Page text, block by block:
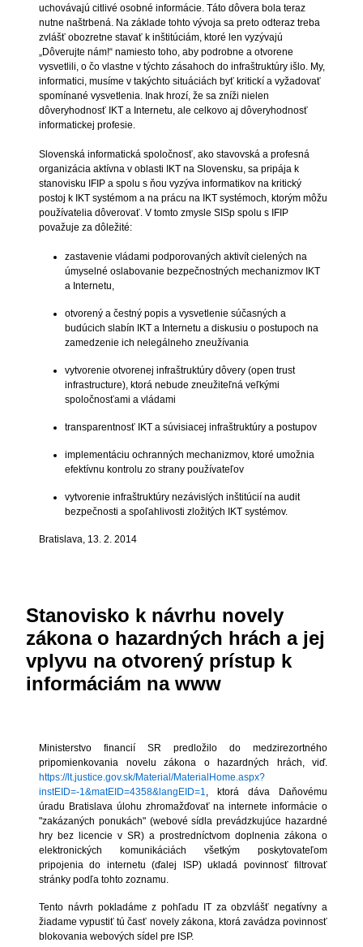
uchovávajú citlivé osobné informácie. Táto dôvera bola teraz
nutne naštrbená. Na základe tohto vývoja sa preto odteraz treba
zvlášť obozretne stavať k inštitúciám, ktoré len vyzývajú
„Dôverujte nám!“ namiesto toho, aby podrobne a otvorene
vysvetlili, o čo vlastne v týchto zásahoch do infraštruktúry išlo. My,
informatici, musíme v takýchto situáciách byť kritickí a vyžadovať
spomínané vysvetlenia. Inak hrozí, že sa zníži nielen
dôveryhodnosť IKT a Internetu, ale celkovo aj dôveryhodnosť
informatickej profesie.
Slovenská informatická spoločnosť, ako stavovská a profesná
organizácia aktívna v oblasti IKT na Slovensku, sa pripája k
stanovisku IFIP a spolu s ňou vyzýva informatikov na kritický
postoj k IKT systémom a na prácu na IKT systémoch, ktorým môžu
používatelia dôverovať. V tomto zmysle SISp spolu s IFIP
považuje za dôležité:
zastavenie vládami podporovaných aktivít cielených na
úmyselné oslabovanie bezpečnostných mechanizmov IKT
a Internetu,
otvorený a čestný popis a vysvetlenie súčasných a
budúcich slabín IKT a Internetu a diskusiu o postupoch na
zamedzenie ich nelegálneho zneužívania
vytvorenie otvorenej infraštruktúry dôvery (open trust
infrastructure), ktorá nebude zneužiteľná veľkými
spoločnosťami a vládami
transparentnosť IKT a súvisiacej infraštruktúry a postupov
implementáciu ochranných mechanizmov, ktoré umožnia
efektívnu kontrolu zo strany používateľov
vytvorenie infraštruktúry nezávislých inštitúcií na audit
bezpečnosti a spoľahlivosti zložitých IKT systémov.
Bratislava, 13. 2. 2014
Stanovisko k návrhu novely
zákona o hazardných hrách a jej
vplyvu na otvorený prístup k
informáciám na www
Ministerstvo financií SR predložilo do medzirezortného
pripomienkovania novelu zákona o hazardných hrách, viď.
https://lt.justice.gov.sk/Material/MaterialHome.aspx?
instEID=-1&matEID=4358&langEID=1, ktorá dáva Daňovému
úradu Bratislava úlohu zhromažďovať na internete informácie o
"zakázaných ponukách" (webové sídla prevádzkujúce hazardné
hry bez licencie v SR) a prostredníctvom doplnenia zákona o
elektronických komunikáciách všetkým poskytovateľom
pripojenia do internetu (ďalej ISP) ukladá povinnosť filtrovať
stránky podľa tohto zoznamu.
Tento návrh pokladáme z pohľadu IT za obzvlášť negatívny a
žiadame vypustiť tú časť novely zákona, ktorá zavádza povinnosť
blokovania webových sídel pre ISP.